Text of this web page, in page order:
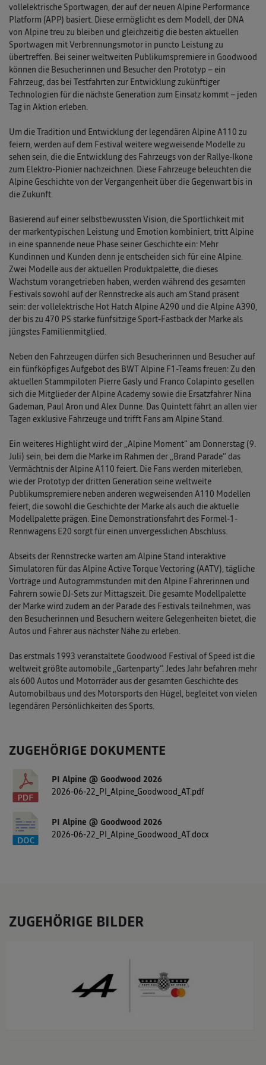
vollelektrische Sportwagen, der auf der neuen Alpine Performance
Platform (APP) basiert. Diese ermöglicht es dem Modell, der DNA
von Alpine treu zu bleiben und gleichzeitig die besten aktuellen
Sportwagen mit Verbrennungsmotor in puncto Leistung zu
übertreffen. Bei seiner weltweiten Publikumspremiere in Goodwood
können die Besucherinnen und Besucher den Prototyp – ein
Fahrzeug, das bei Testfahrten zur Entwicklung zukünftiger
Technologien für die nächste Generation zum Einsatz kommt – jeden
Tag in Aktion erleben.
Um die Tradition und Entwicklung der legendären Alpine A110 zu
feiern, werden auf dem Festival weitere wegweisende Modelle zu
sehen sein, die die Entwicklung des Fahrzeugs von der Rallye-Ikone
zum Elektro-Pionier nachzeichnen. Diese Fahrzeuge beleuchten die
Alpine Geschichte von der Vergangenheit über die Gegenwart bis in
die Zukunft.
Basierend auf einer selbstbewussten Vision, die Sportlichkeit mit
der markentypischen Leistung und Emotion kombiniert, tritt Alpine
in eine spannende neue Phase seiner Geschichte ein: Mehr
Kundinnen und Kunden denn je entscheiden sich für eine Alpine.
Zwei Modelle aus der aktuellen Produktpalette, die dieses
Wachstum vorangetrieben haben, werden während des gesamten
Festivals sowohl auf der Rennstrecke als auch am Stand präsent
sein: der vollelektrische Hot Hatch Alpine A290 und die Alpine A390,
der bis zu 470 PS starke fünfsitzige Sport-Fastback der Marke als
jüngstes Familienmitglied.
Neben den Fahrzeugen dürfen sich Besucherinnen und Besucher auf
ein fünfköpfiges Aufgebot des BWT Alpine F1-Teams freuen: Zu den
aktuellen Stammpiloten Pierre Gasly und Franco Colapinto gesellen
sich die Mitglieder der Alpine Academy sowie die Ersatzfahrer Nina
Gademan, Paul Aron und Alex Dunne. Das Quintett fährt an allen vier
Tagen exklusive Fahrzeuge und trifft Fans am Alpine Stand.
Ein weiteres Highlight wird der „Alpine Moment“ am Donnerstag (9.
Juli) sein, bei dem die Marke im Rahmen der „Brand Parade“ das
Vermächtnis der Alpine A110 feiert. Die Fans werden miterleben,
wie der Prototyp der dritten Generation seine weltweite
Publikumspremiere neben anderen wegweisenden A110 Modellen
feiert, die sowohl die Geschichte der Marke als auch die aktuelle
Modellpalette prägen. Eine Demonstrationsfahrt des Formel-1-
Rennwagens E20 sorgt für einen unvergesslichen Abschluss.
Abseits der Rennstrecke warten am Alpine Stand interaktive
Simulatoren für das Alpine Active Torque Vectoring (AATV), tägliche
Vorträge und Autogrammstunden mit den Alpine Fahrerinnen und
Fahrern sowie DJ-Sets zur Mittagszeit. Die gesamte Modellpalette
der Marke wird zudem an der Parade des Festivals teilnehmen, was
den Besucherinnen und Besuchern weitere Gelegenheiten bietet, die
Autos und Fahrer aus nächster Nähe zu erleben.
Das erstmals 1993 veranstaltete Goodwood Festival of Speed ist die
weltweit größte automobile „Gartenparty“. Jedes Jahr befahren mehr
als 600 Autos und Motorräder aus der gesamten Geschichte des
Automobilbaus und des Motorsports den Hügel, begleitet von vielen
legendären Persönlichkeiten des Sports.
ZUGEHÖRIGE DOKUMENTE
PI Alpine @ Goodwood 2026
2026-06-22_PI_Alpine_Goodwood_AT.pdf
PI Alpine @ Goodwood 2026
2026-06-22_PI_Alpine_Goodwood_AT.docx
ZUGEHÖRIGE BILDER